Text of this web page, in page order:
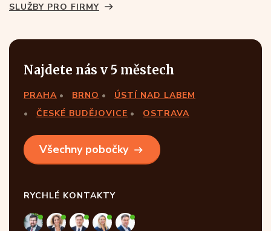
SLUŽBY PRO FIRMY
Najdete nás v 5 městech
PRAHA BRNO
ÚSTÍ NAD LABEM
ČESKÉ BUDĚJOVICE
OSTRAVA
Všechny pobočky
RYCHLÉ KONTAKTY